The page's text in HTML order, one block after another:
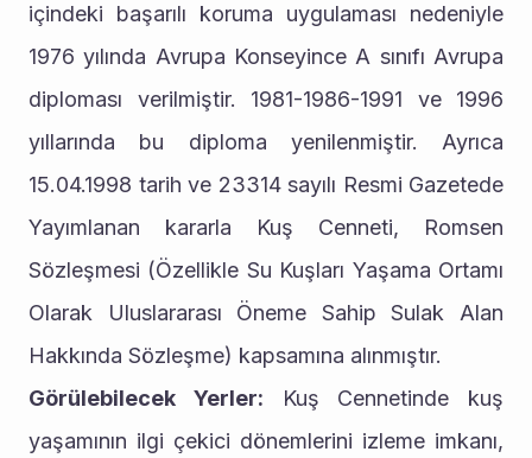
içindeki başarılı koruma uygulaması nedeniyle
1976 yılında Avrupa Konseyince A sınıfı Avrupa
diploması verilmiştir. 1981-1986-1991 ve 1996
yıllarında bu diploma yenilenmiştir. Ayrıca
15.04.1998 tarih ve 23314 sayılı Resmi Gazetede
Yayımlanan kararla Kuş Cenneti, Romsen
Sözleşmesi (Özellikle Su Kuşları Yaşama Ortamı
Olarak Uluslararası Öneme Sahip Sulak Alan
Hakkında Sözleşme) kapsamına alınmıştır.
Görülebilecek Yerler: Kuş Cennetinde kuş
yaşamının ilgi çekici dönemlerini izleme imkanı,